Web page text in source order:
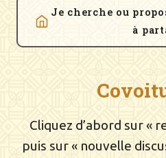
Je cherche ou
à
Cliquez d’abord sur «
puis sur « nouvelle